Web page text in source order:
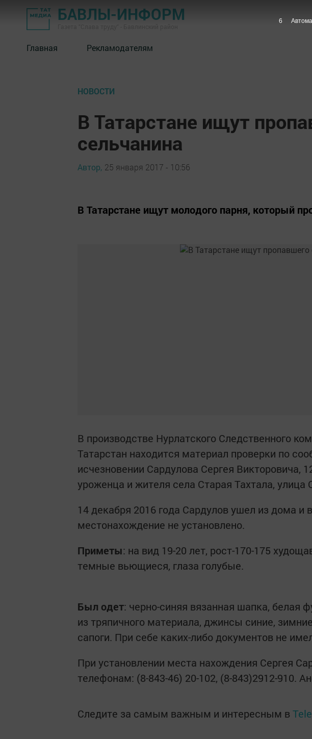
БАВЛЫ-ИНФОРМ
Главная Рекламодателям
НОВОСТИ
В Татарстане ищут
сельчанина
Автор, 25 января 2017 - 10:56
В Татарстане ищут молодого парня, который
В производстве Нурлатского Следственного
Татарстан находится материал проверки по
исчезновении Сардулова Сергея Викторовича,
уроженца и жителя села Старая Тахтала, улица
14 декабря 2016 года Сардулов ушел из дома и
местонахождение не установлено.
Приметы: на вид 19-20 лет, рост-170-175
темные вьющиеся, глаза голубые.
Был одет: черно-синяя вязанная шапка, белая
из тряпичного материала, джинсы синие,
сапоги. При себе каких-либо документов не
При установлении места нахождения Сергея
телефонам: (8-843-46) 20-102, (8-843)2912-910.
Следите за самым важным и интересным в
5